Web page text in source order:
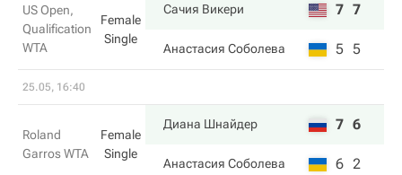
US Open,
Qualification
WTA
Female
Single
Сачия Викери 7 7
Анастасия Соболева 5 5
25.05, 16:40
Roland
Garros WTA
Female
Single
Диана Шнайдер 7 6
Анастасия Соболева 6 2